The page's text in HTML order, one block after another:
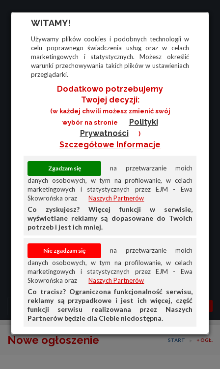
WITAMY!
Używamy plików cookies i podobnych technologii w
celu poprawnego świadczenia usług oraz w celach
marketingowych i statystycznych. Możesz określić
warunki przechowywania takich plików w ustawieniach
przeglądarki.
Dodatkowo potrzebujemy
Twojej decyzji:
(w każdej chwili możesz zmienić swój
wybór na stronie
Polityki
Prywatności
)
Szczegółowe Informacje
na przetwarzanie moich
danych osobowych, w tym na profilowanie, w celach
marketingowych i statystycznych przez EJM - Ewa
Skowrońska oraz
Naszych Partnerów
Co zyskujesz? Więcej funkcji w serwisie,
wyświetlane reklamy są dopasowane do Twoich
potrzeb i jest ich mniej.
na przetwarzanie moich
danych osobowych, w tym na profilowanie, w celach
marketingowych i statystycznych przez EJM - Ewa
Skowrońska oraz
Naszych Partnerów
Co tracisz? Ograniczona funkcjonalność serwisu,
reklamy są przypadkowe i jest ich więcej, część
funkcji serwisu realizowana przez Naszych
Partnerów będzie dla Ciebie niedostępna.
MENU MOJA AG
PRZEGLĄD
Nowe ogłoszenie START + OGŁ.